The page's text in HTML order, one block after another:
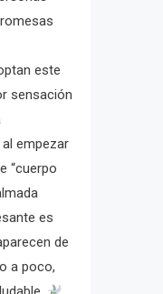
este
sensación
empezar
“cuerpo
es
de
a poco,